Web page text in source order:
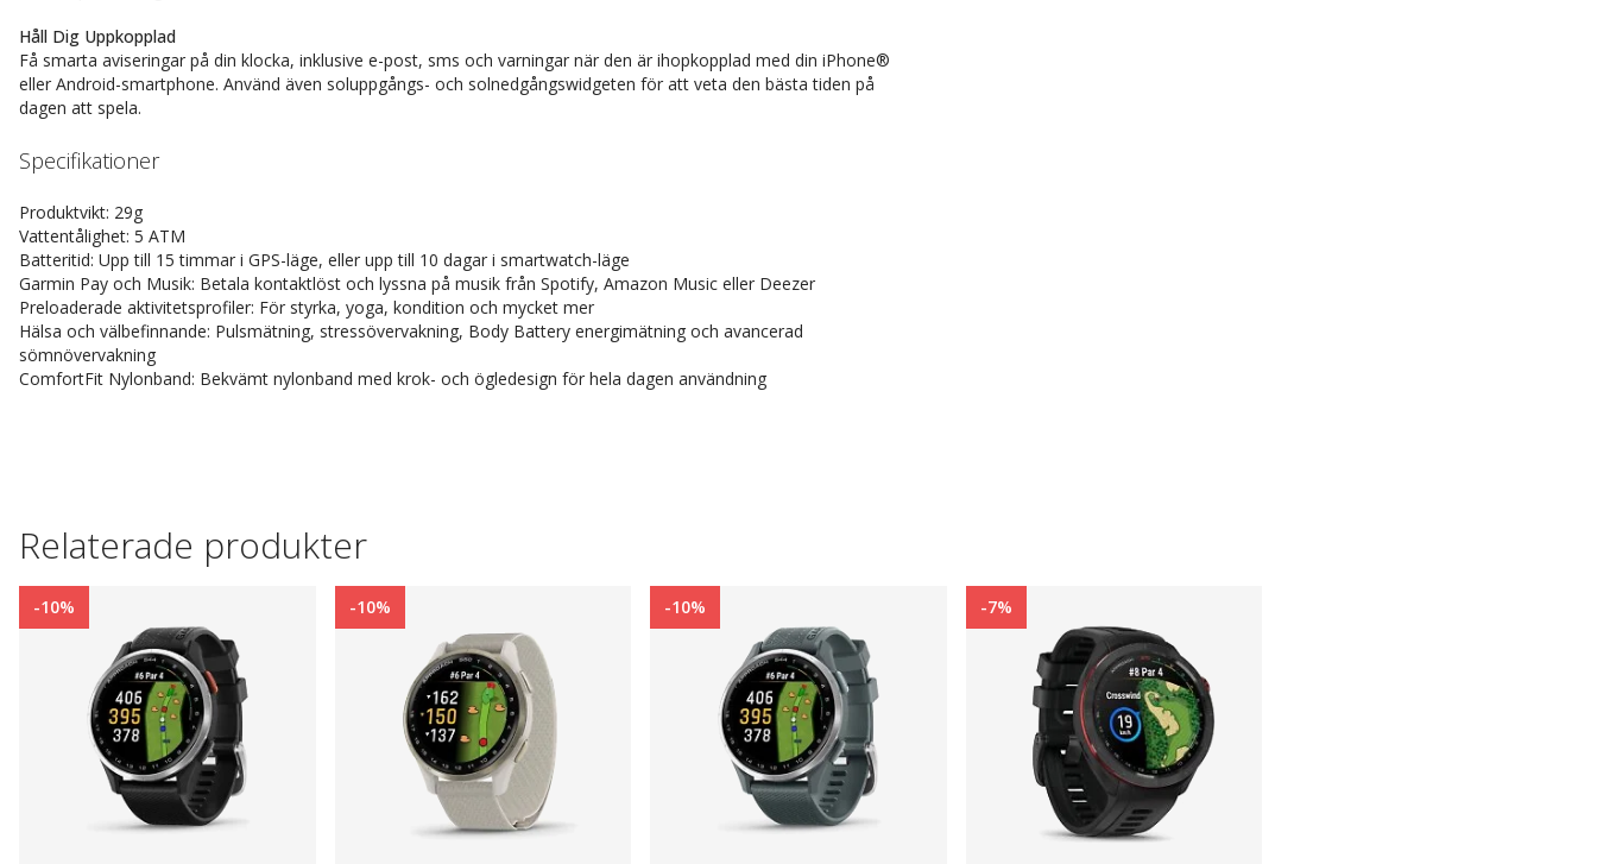
Håll Dig Uppkopplad
Få smarta aviseringar på din klocka, inklusive e-post, sms och varningar när den är ihopkopplad med din iPhone®
eller Android-smartphone. Använd även soluppgångs- och solnedgångswidgeten för att veta den bästa tiden på
dagen att spela.
Specifikationer
Produktvikt: 29g
Vattentålighet: 5 ATM
Batteritid: Upp till 15 timmar i GPS-läge, eller upp till 10 dagar i smartwatch-läge
Garmin Pay och Musik: Betala kontaktlöst och lyssna på musik från Spotify, Amazon Music eller Deezer
Preloaderade aktivitetsprofiler: För styrka, yoga, kondition och mycket mer
Hälsa och välbefinnande: Pulsmätning, stressövervakning, Body Battery energimätning och avancerad
sömnövervakning
ComfortFit Nylonband: Bekvämt nylonband med krok- och ögledesign för hela dagen användning
Relaterade produkter
-10% -10% -10% -7%